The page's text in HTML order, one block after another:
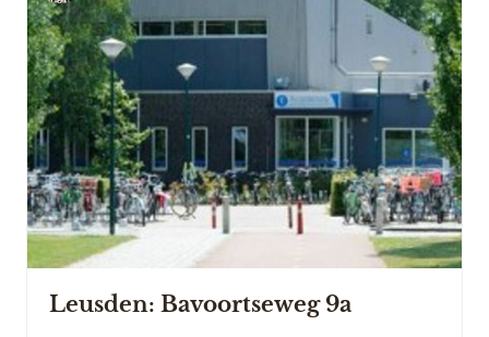
Leusden: Bavoortseweg 9a